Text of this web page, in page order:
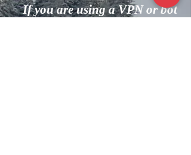
If you are using a VPN or bot